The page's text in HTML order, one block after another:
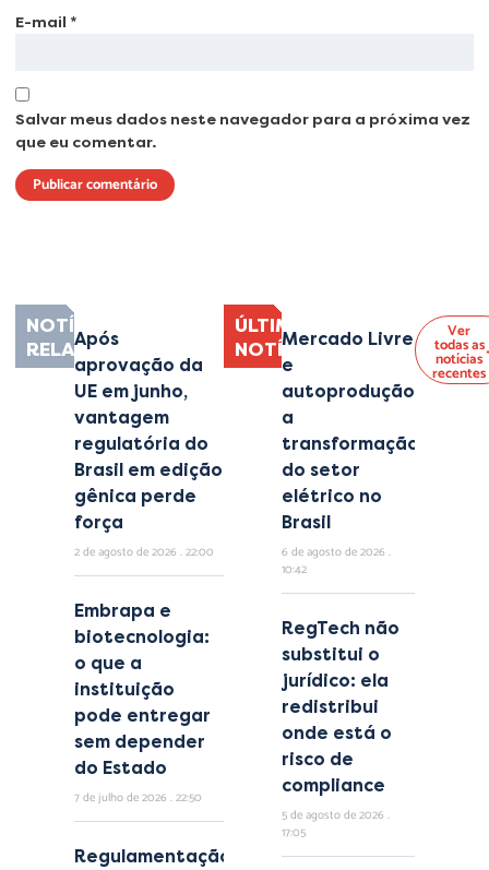
E-mail *
Salvar meus dados neste navegador para a próxima vez
que eu comentar.
NOTÍCIAS
RELACIONADAS
Após
aprovação da
UE em junho,
vantagem
regulatória do
Brasil em edição
gênica perde
força
2 de agosto de 2026 22:00
Embrapa e
biotecnologia:
o que a
instituição
pode entregar
sem depender
do Estado
7 de julho de 2026 22:50
Regulamentação
ÚLTIMAS
NOTÍCIASMercado Livre
e
autoprodução:
a
transformação
do setor
elétrico no
Brasil
6 de agosto de 2026
10:42
RegTech não
substitui o
jurídico: ela
redistribui
onde está o
risco de
compliance
5 de agosto de 2026
17:05
Ver
todas as
notícias
recentes